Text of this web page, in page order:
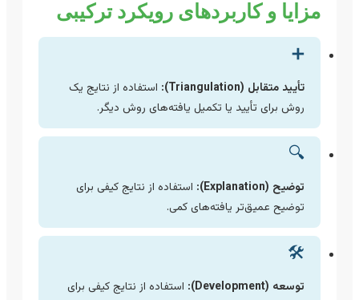
مزایا و کاربردهای رویکرد ترکیبی
➕
تأیید متقابل (Triangulation):
استفاده از نتایج یک
روش برای تأیید یا تکمیل یافته‌های روش دیگر.
🔍
توضیح (Explanation):
استفاده از نتایج کیفی برای
توضیح عمیق‌تر یافته‌های کمی.
🛠️
توسعه (Development):
استفاده از نتایج کیفی برای